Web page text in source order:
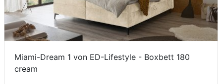
Miami-Dream 1 von ED-Lifestyle - Boxbett 180
cream